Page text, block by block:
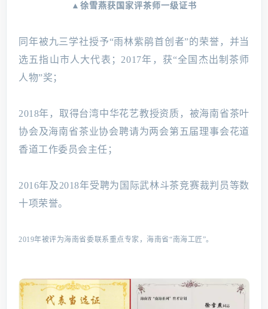
▲徐雪燕获国家评茶师一级证书
同年被九三学社授予“雨林紫鹃首创者”的荣誉，并当
选五指山市人大代表；2017年，获“全国杰出制茶师
人物”奖；
2018年，取得台湾中华花艺教授资质，被海南省茶叶
协会及海南省茶业协会聘请为两会第五届理事会花道
香道工作委员会主任；
2016年及2018年受聘为国际武林斗茶竞赛裁判员等数
十项荣誉。
2019年被评为海南省委联系重点专家，海南省“南海工匠”。